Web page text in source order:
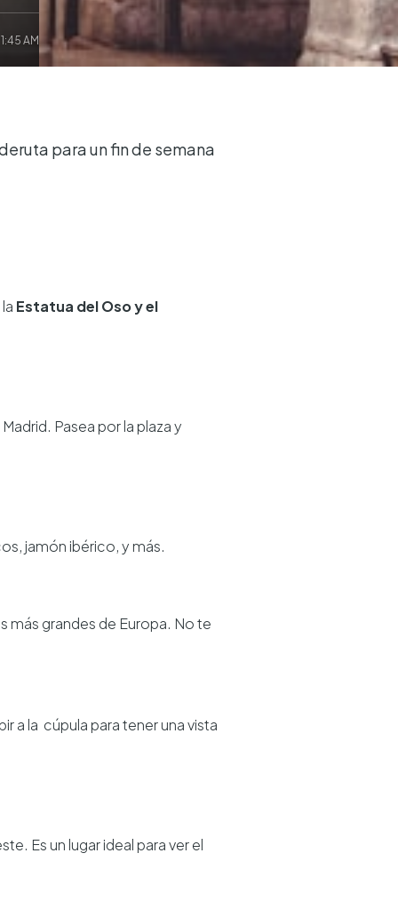
AM
para un fin de semana
la Estatua del Oso y el
Pasea por la plaza y
jamón ibérico, y más.
más grandes de Europa. No te
a la cúpula para tener una vista
Es un lugar ideal para ver el